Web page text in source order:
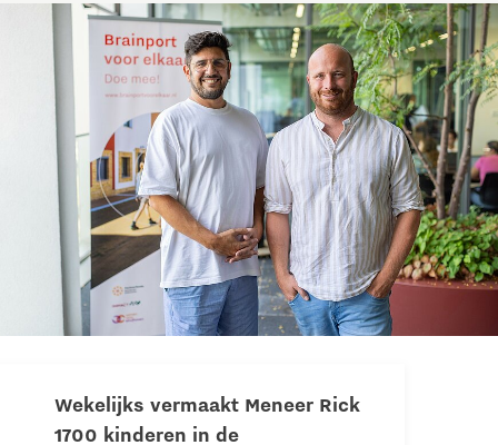
Wekelijks vermaakt Meneer Rick
1700 kinderen in de